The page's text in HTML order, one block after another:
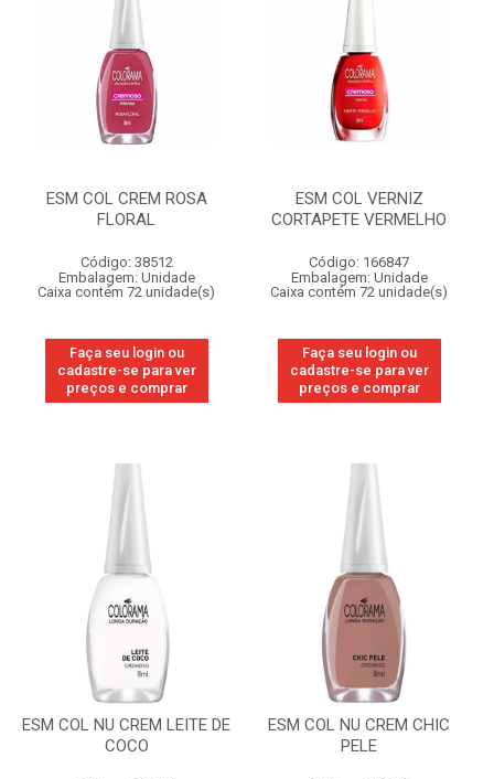
ESM COL CREM ROSA
FLORAL
Código: 38512
Embalagem: Unidade
Caixa contém 72 unidade(s)
Faça seu login ou
cadastre-se para ver
preços e comprar
ESM COL VERNIZ
CORTAPETE VERMELHO
Código: 166847
Embalagem: Unidade
Caixa contém 72 unidade(s)
Faça seu login ou
cadastre-se para ver
preços e comprar
ESM COL NU CREM LEITE DE
COCO
ESM COL NU CREM CHIC
PELE